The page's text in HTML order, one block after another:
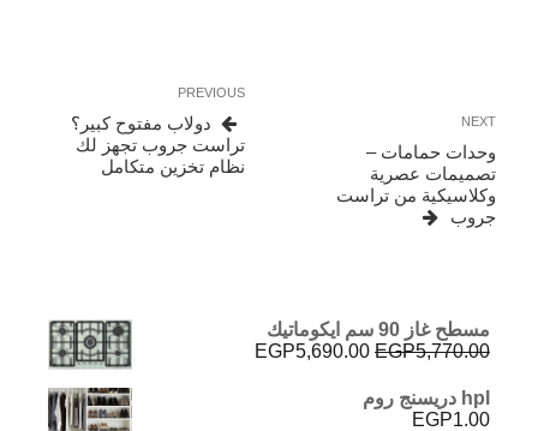
المقالات
Previous
Post
PREVIOUS
دولاب مفتوح كبير؟
تراست جروب تجهز لك
نظام تخزين متكامل
Next
Post
NEXT
وحدات حمامات –
تصميمات عصرية
وكلاسيكية من تراست
جروب
مسطح غاز 90 سم ايكوماتيك
EGP5,770.00
السعر
هو:
EGP5,770.00.
EGP5,690.00
hpl دريسنج روم
EGP1.00